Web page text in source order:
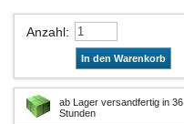
Anzahl:
In den Warenkorb
ab Lager versandfertig in 36
Stunden